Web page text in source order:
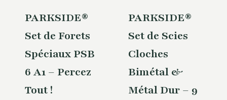
PARKSIDE®
Set de Forets
Spéciaux PSB
6 A1 – Percez
Tout !
PARKSIDE®
Set de Scies
Cloches
Bimétal &
Métal Dur – 9